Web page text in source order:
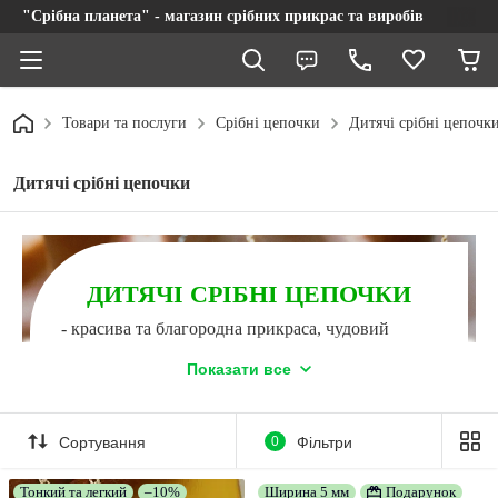
"Срібна планета" - магазин срібних прикрас та виробів
Товари та послуги Срібні цепочки Дитячі срібні
Дитячі срібні цепочки
ДИТЯЧІ СРІБНІ ЦЕПОЧКИ
- красива та благородна прикраса, чудовий
доступною ціною, офіційна гарантія!
оплати, в день оформлення замовлення! Залиште
відгук про покупку в Instagram або Facebook,
підпишіться на наші сторінки та отримайте кешбек на
карту або мобільний рахунок!
Показати все
Сортування 0 Фільтри
Тонкий та легкий
–10%
Ширина 5 мм Подарунок